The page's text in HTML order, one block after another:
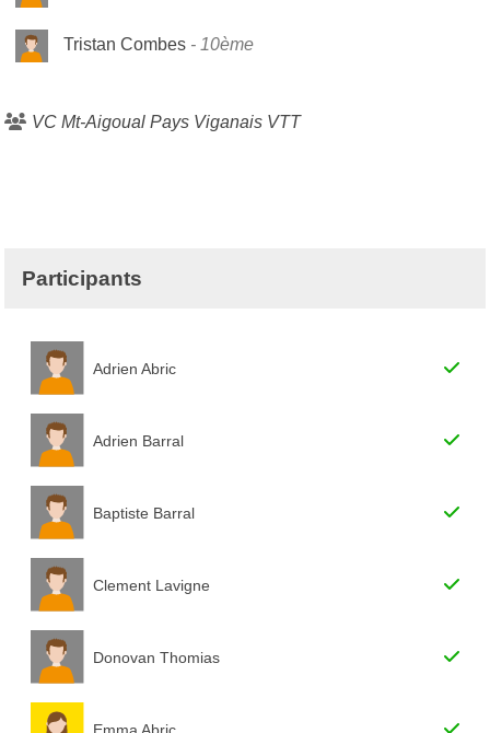
Tristan Combes 10ème
VC Mt-Aigoual Pays Viganais VTT
Participants
Adrien Abric
Adrien Barral
Baptiste Barral
Clement Lavigne
Donovan Thomias
Emma Abric